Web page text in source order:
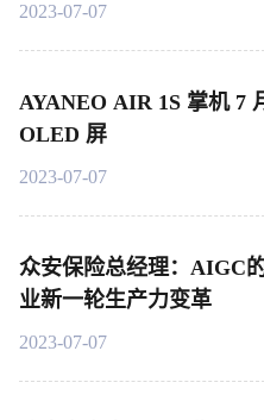
2023-07-07
AYANEO AIR 1S 掌机 7
OLED 屏
2023-07-07
众安保险总经理：AIGC
业新一轮生产力变革
2023-07-07